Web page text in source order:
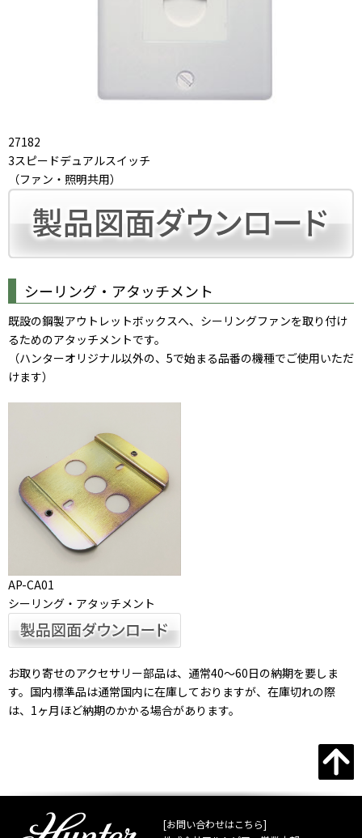
27182
3スピードデュアルスイッチ
（ファン・照明共用）
シーリング・アタッチメント
既設の鋼製アウトレットボックスへ、シーリングファンを取り付け
るためのアタッチメントです。
（ハンターオリジナル以外の、5で始まる品番の機種でご使用いただ
けます）
AP-CA01
シーリング・アタッチメント
お取り寄せのアクセサリー部品は、通常40～60日の納期を要しま
す。国内標準品は通常国内に在庫しておりますが、在庫切れの際
は、1ヶ月ほど納期のかかる場合があります。
[お問い合わせはこちら]